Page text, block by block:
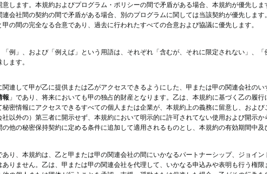
意します。本規約およびプログラム・ポリシーの間で矛盾がある場合、本規約が優先し
会社間の契約の間で矛盾がある場合、別のプログラムに関しては当該契約が優先しま
の間の完全なる合意であり、過去に行われたすべての合意および協議に優先します。
例」、および「例えば」という用語は、それぞれ「含むが、それに限定されない」、
ます。
連して甲が乙に提供または乙がアクセスできるようにした、甲または甲の関連会社の
報 」であり、将来においても甲の独占的財産となります。乙は、本規約に基づく乙の履
秘密情報にアクセスできるすべての個人または企業が、本規約上の義務に留意し、およ
以外の）第三者に開示せず、本規約において明示的に許可されてない使用および開示
他の秘密保持契約に定める条件に追加して適用されるものとし、本規約の有効期間中及
り、本規約は、乙と甲または甲の関連会社の間にいかなるパートナーシップ、ジョイ
りません。乙は、甲または甲の関連会社を代理して、いかなる申込みや表明も行う権